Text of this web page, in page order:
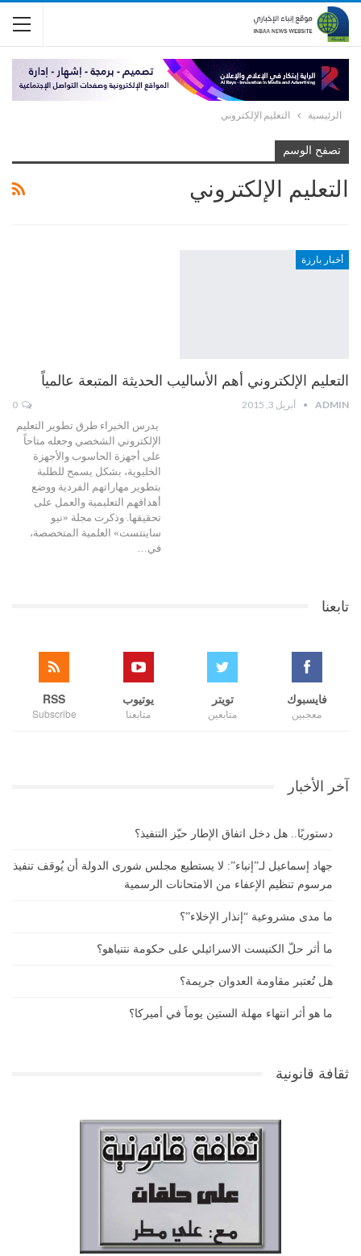
الرئيسية التعليم الإلكتروني
تصفح الوسم
التعليم الإلكتروني
أخبار بارزة
التعليم الإلكتروني أهم الأساليب الحديثة المتبعة عالمياً
ADMIN أبريل 3, 2015
يدرس الخبراء طرق تطوير التعليم
الإلكتروني الشخصي وجعله متاحاً
على أجهزة الحاسوب والأجهزة
الخليوية، بشكل يسمح للطلبة
بتطوير مهاراتهم الفردية ووضع
أهدافهم التعليمية والعمل على
تحقيقها. وذكرت مجلة «نيو
ساينتست» العلمية المتخصصة،
في…
تابعنا
فايسبوك
معجبين
تويتر
متابعين
يوتيوب
متابعنا
RSS
Subscribe
آخر الأخبار
دستوريًا.. هل دخل اتفاق الإطار حيّز التنفيذ؟
جهاد إسماعيل لـ”إنباء”: لا يستطيع مجلس شورى الدولة أن يُوقف تنفيذ
مرسوم تنظيم الإعفاء من الامتحانات الرسمية
ما مدى مشروعية “إنذار الإخلاء”؟
ما أثر حلّ الكنيست الاسرائيلي على حكومة نتنياهو؟
هل تُعتبر مقاومة العدوان جريمة؟
ما هو أثر انتهاء مهلة الستين يوماً في أميركا؟
ثقافة قانونية